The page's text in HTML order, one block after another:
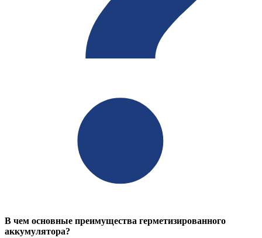
В чем основные преимущества герметизированного
аккумулятора?